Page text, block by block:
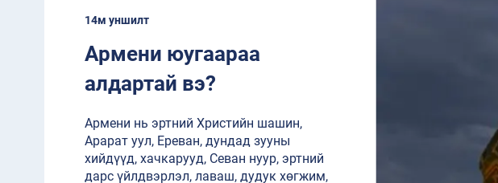
14м уншилт
Армени юугаараа
алдартай вэ?
Армени нь эртний Христийн шашин,
Арарат уул, Ереван, дундад зууны
хийдүүд, хачкарууд, Севан нуур, эртний
дарс үйлдвэрлэл, лаваш, дудук хөгжим,